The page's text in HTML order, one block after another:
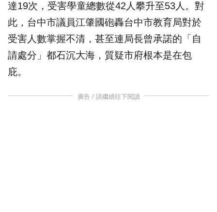
達19次，受害學童總數從42人攀升至53人。對
此，台中市議員江肇國砲轟台中市教育局對於
受害人數掌握不清，甚至連局長曾承諾的「自
請處分」都石沉大海，質疑市府根本是在包
庇。
廣告 / 請繼續往下閱讀